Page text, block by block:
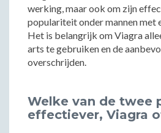
werking, maar ook om zijn
populariteit onder mannen met
Het is belangrijk om Viagra
arts te gebruiken en de
overschrijden.
Welke van de twee
effectiever, Viagra